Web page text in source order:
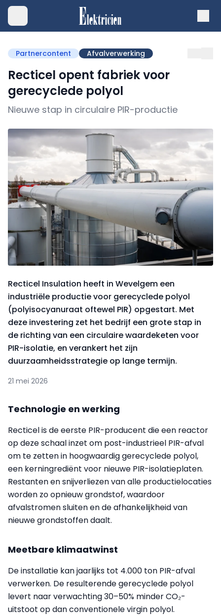
Partnercontent Afvalverwerking
Recticel opent fabriek voor
gerecyclede polyol
Nieuwe stap in circulaire PIR-productie
Recticel Insulation heeft in Wevelgem een
industriële productie voor gerecyclede polyol
(polyisocyanuraat oftewel PIR) opgestart. Met
deze investering zet het bedrijf een grote stap in
de richting van een circulaire waardeketen voor
PIR-isolatie, en verankert het zijn
duurzaamheidsstrategie op lange termijn.
21 mei 2026
Technologie en werking
Recticel is de eerste PIR-producent die een reactor
op deze schaal inzet om post-industrieel PIR-afval
om te zetten in hoogwaardig gerecyclede polyol,
een kerningrediënt voor nieuwe PIR-isolatieplaten.
Restanten en snijverliezen van alle productielocaties
worden zo opnieuw grondstof, waardoor
afvalstromen sluiten en de afhankelijkheid van
nieuwe grondstoffen daalt.
Meetbare klimaatwinst
De installatie kan jaarlijks tot 4.000 ton PIR-afval
verwerken. De resulterende gerecyclede polyol
levert naar verwachting 30–50% minder CO₂-
uitstoot op dan conventionele virgin polyol.